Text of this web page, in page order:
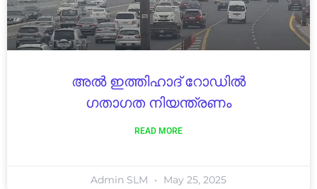
അൽ ഇത്തിഹാദ് റോഡിൽ
ഗതാഗത നിയന്ത്രണം
READ MORE
Admin SLM May 25, 2025